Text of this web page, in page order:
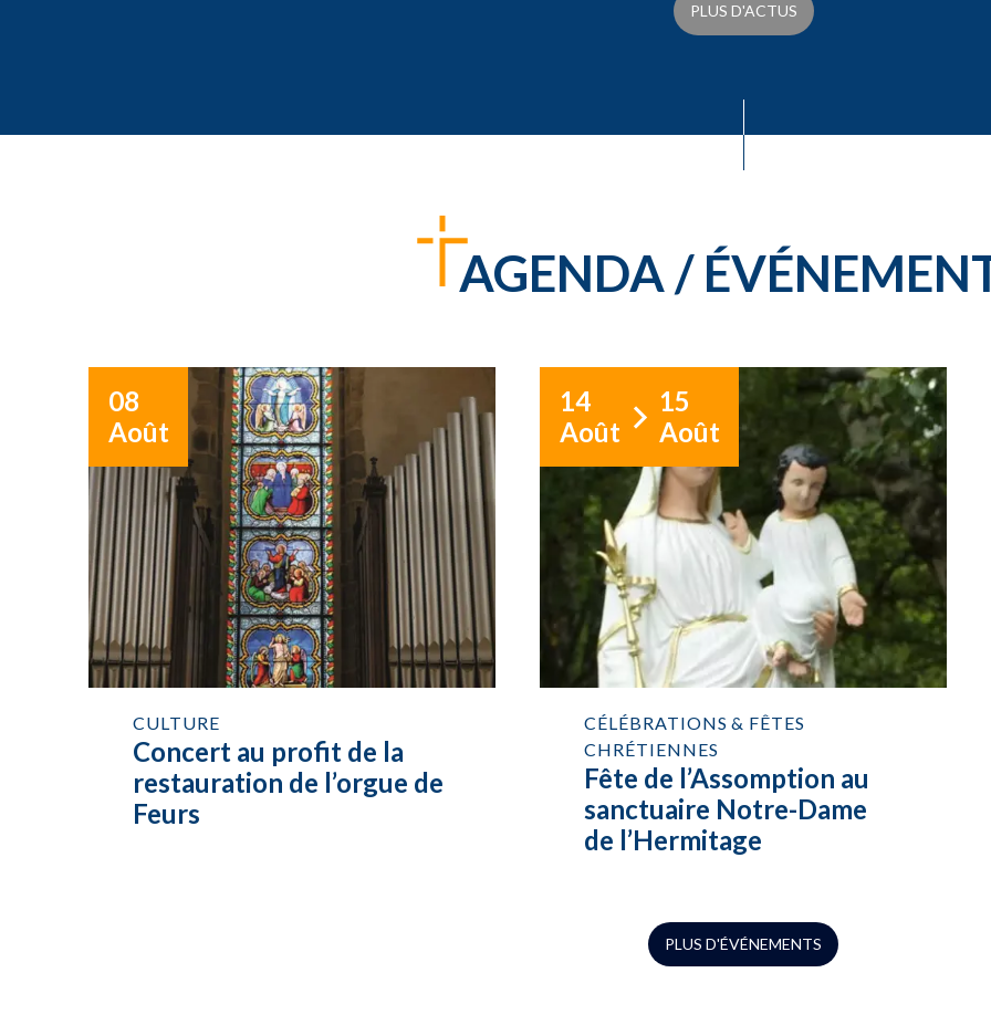
PLUS D'ACTUS
AGENDA /
PLUS D'ÉVÉNEMENTS
08
Août
CULTURE
Concert au profit de la
restauration de l’orgue de
Feurs
14
Août
15
Août
CÉLÉBRATIONS & FÊTES
CHRÉTIENNES
Fête de l’Assomption au
sanctuaire Notre-Dame
de l’Hermitage